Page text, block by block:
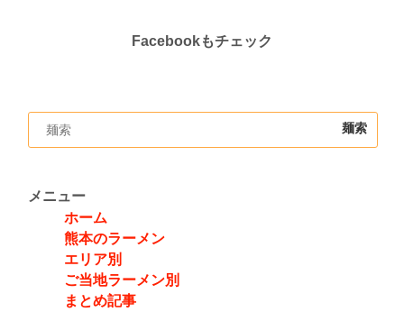
Facebookもチェック
メニュー
ホーム
熊本のラーメン
エリア別
ご当地ラーメン別
まとめ記事